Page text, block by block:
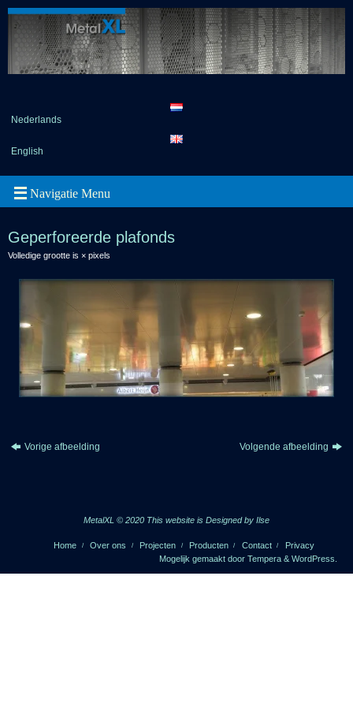
Nederlands
English
Geperforeerde plafonds
Volledige grootte is × pixels
Vorige afbeelding Volgende afbeelding
MetalXL © 2020 This website is Designed by Ilse
Home Over ons Projecten Producten Contact
Privacy
Mogelijk gemaakt door Tempera & WordPress.